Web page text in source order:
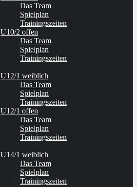
Das Team
Spielplan
Trainingszeiten
U10/2 offen
Das Team
Spielplan
Trainingszeiten
U12/1 weiblich
Das Team
Spielplan
Trainingszeiten
U12/1 offen
Das Team
Spielplan
Trainingszeiten
U14/1 weiblich
Das Team
Spielplan
Trainingszeiten